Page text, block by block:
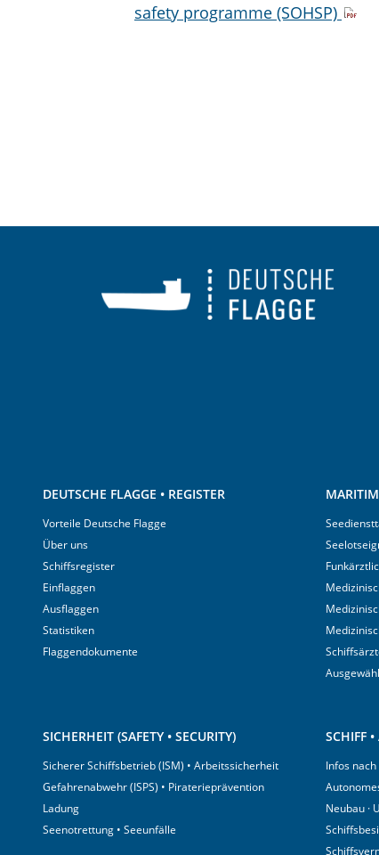
safety programme (SOHSP)
DEUTSCHE FLAGGE • REGISTER
Vorteile Deutsche Flagge
Über uns
Schiffsregister
Einflaggen
Ausflaggen
Statistiken
Flaggendokumente
SICHERHEIT (SAFETY • SECURITY)
Sicherer Schiffsbetrieb (ISM) • Arbeitssicherheit
Gefahrenabwehr (ISPS) • Piraterieprävention
Ladung
Seenotrettung • Seeunfälle
SCHIFF
Infos
Neubau ·